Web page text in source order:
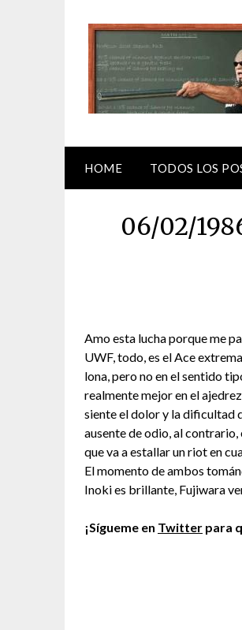
HOME TODOS LOS
06/02/
Amo esta lucha porque me
UWF, todo, es el Ace
lona, pero no en el sentido
realmente mejor en el
siente el dolor y la dificultad
ausente de odio, al
que va a estallar un riot en
El momento de ambos
Inoki es brillante, Fujiwara
¡Sígueme en Twitter para